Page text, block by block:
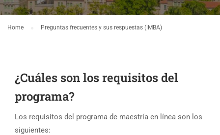
Home Preguntas frecuentes y sus respuestas (iMBA)
¿Cuáles son los requisitos del
programa?
Los requisitos del programa de maestría en línea son los
siguientes: